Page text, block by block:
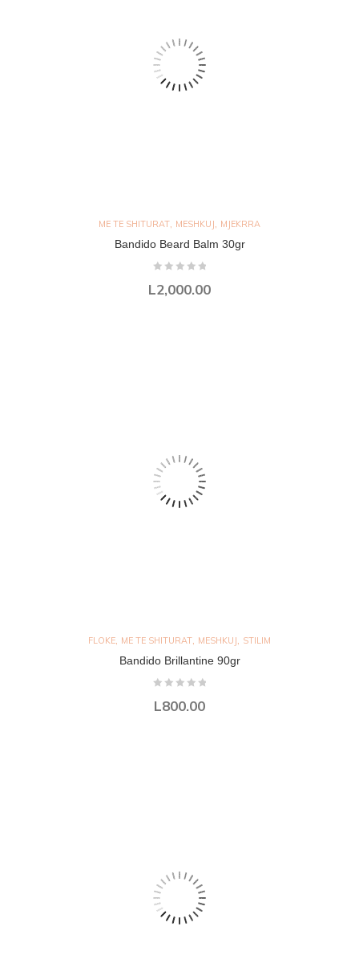
ME TE SHITURAT, MESHKUJ, MJEKRRA
Bandido Beard Balm 30gr
L2,000.00
FLOKE, ME TE SHITURAT, MESHKUJ, STILIM
Bandido Brillantine 90gr
L800.00